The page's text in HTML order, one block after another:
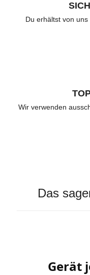
Du erhältst von
Wir verwenden
Das
Gerät